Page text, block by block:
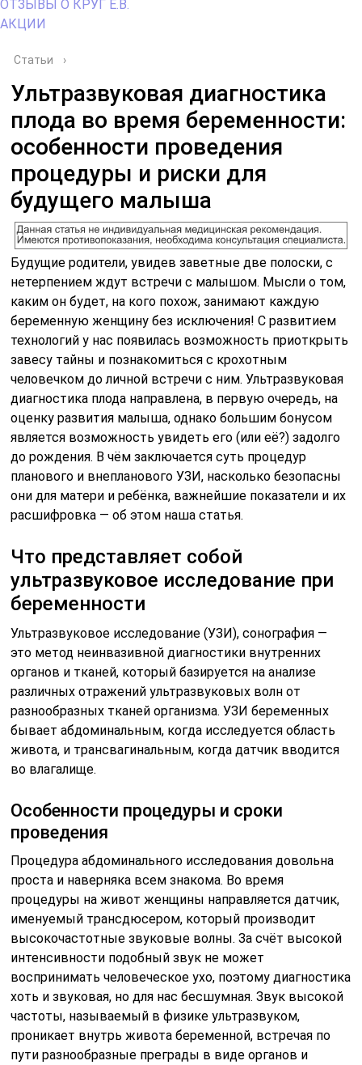
ОТЗЫВЫ О КРУГ Е.В.
АКЦИИ
Статьи ›
Ультразвуковая диагностика
плода во время беременности:
особенности проведения
процедуры и риски для
будущего малыша
Будущие родители, увидев заветные две полоски, с
нетерпением ждут встречи с малышом. Мысли о том,
каким он будет, на кого похож, занимают каждую
беременную женщину без исключения! С развитием
технологий у нас появилась возможность приоткрыть
завесу тайны и познакомиться с крохотным
человечком до личной встречи с ним. Ультразвуковая
диагностика плода направлена, в первую очередь, на
оценку развития малыша, однако большим бонусом
является возможность увидеть его (или её?) задолго
до рождения. В чём заключается суть процедур
планового и внепланового УЗИ, насколько безопасны
они для матери и ребёнка, важнейшие показатели и их
расшифровка — об этом наша статья.
Что представляет собой
ультразвуковое исследование при
беременности
Ультразвуковое исследование (УЗИ), сонография —
это метод неинвазивной диагностики внутренних
органов и тканей, который базируется на анализе
различных отражений ультразвуковых волн от
разнообразных тканей организма. УЗИ беременных
бывает абдоминальным, когда исследуется область
живота, и трансвагинальным, когда датчик вводится
во влагалище.
Особенности процедуры и сроки
проведения
Процедура абдоминального исследования довольна
проста и наверняка всем знакома. Во время
процедуры на живот женщины направляется датчик,
именуемый трансдюсером, который производит
высокочастотные звуковые волны. За счёт высокой
интенсивности подобный звук не может
воспринимать человеческое ухо, поэтому диагностика
хоть и звуковая, но для нас бесшумная. Звук высокой
частоты, называемый в физике ультразвуком,
проникает внутрь живота беременной, встречая по
пути разнообразные преграды в виде органов и